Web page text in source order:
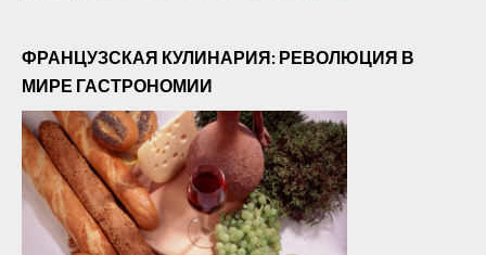
ФРАНЦУЗСКАЯ КУЛИНАРИЯ: РЕВОЛЮЦИЯ В
МИРЕ ГАСТРОНОМИИ